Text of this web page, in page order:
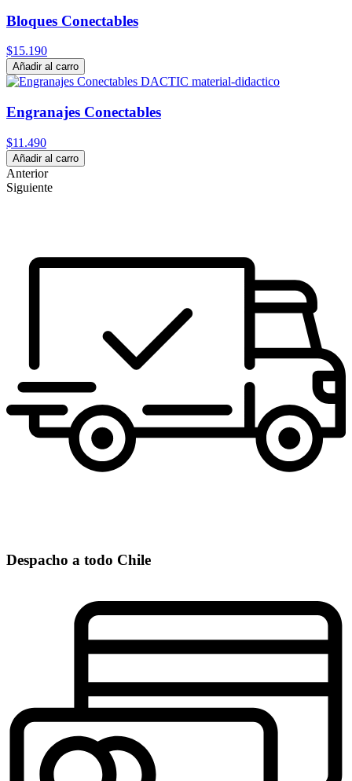
Bloques Conectables
$15.190
Añadir al carro
Engranajes Conectables
$11.490
Añadir al carro
Anterior
Siguiente
Despacho a todo Chile